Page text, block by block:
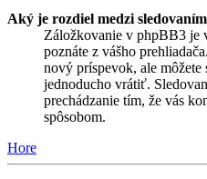
Aký je rozdiel medzi
Záložkovanie v phpBB3 je
poznáte z vášho
nový príspevok, ale
jednoducho vrátiť.
prechádzanie tím, že vás
spôsobom.
Hore